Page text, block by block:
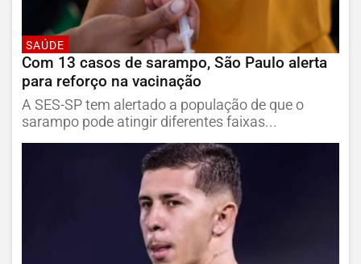
SAÚDE
Com 13 casos de sarampo, São Paulo alerta
para reforço na vacinação
A SES-SP tem alertado a população de que o
sarampo pode atingir diferentes faixas...